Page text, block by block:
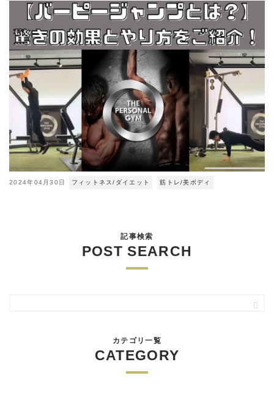
2024年04月30日 フィットネス/ダイエット 筋トレ/美ボディ
記事検索
POST SEARCH
カテゴリ一覧
CATEGORY